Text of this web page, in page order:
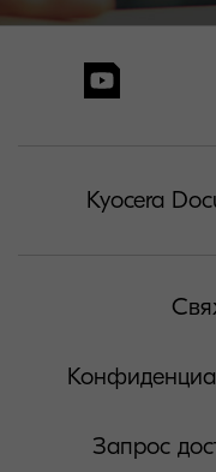
Kyocera
Запрос